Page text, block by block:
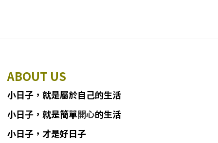
ABOUT US
小日子 ， 就是屬於自己的生活
小日子 ， 就是簡單開心的生活
小日子，才是好日子